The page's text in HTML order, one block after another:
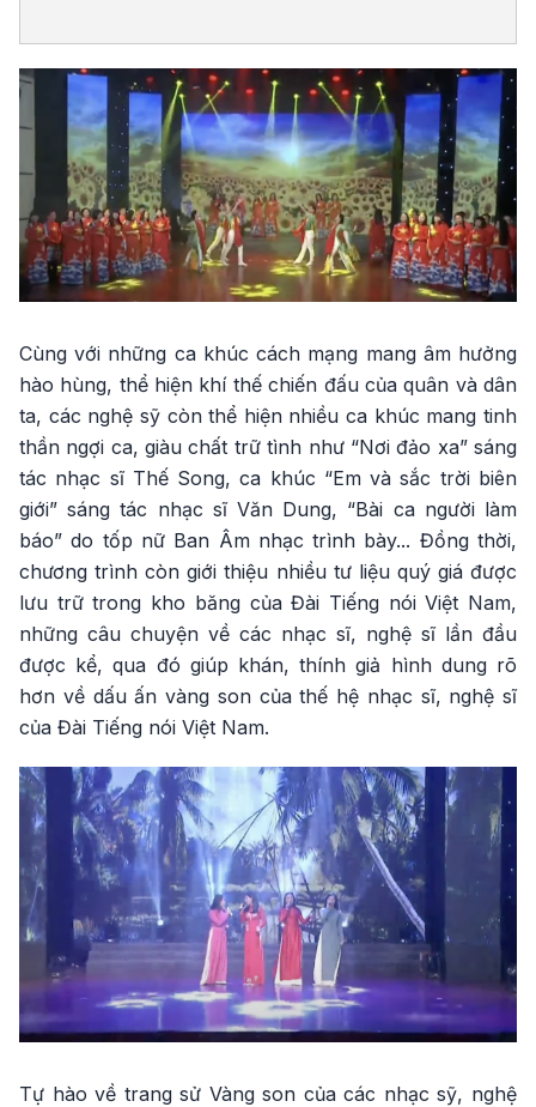
Cùng với những ca khúc cách mạng mang âm hưởng
hào hùng, thể hiện khí thế chiến đấu của quân và dân
ta, các nghệ sỹ còn thể hiện nhiều ca khúc mang tinh
thần ngợi ca, giàu chất trữ tình như “Nơi đảo xa” sáng
tác nhạc sĩ Thế Song, ca khúc “Em và sắc trời biên
giới” sáng tác nhạc sĩ Văn Dung, “Bài ca người làm
báo” do tốp nữ Ban Âm nhạc trình bày... Đồng thời,
chương trình còn giới thiệu nhiều tư liệu quý giá được
lưu trữ trong kho băng của Đài Tiếng nói Việt Nam,
những câu chuyện về các nhạc sĩ, nghệ sĩ lần đầu
được kể, qua đó giúp khán, thính giả hình dung rõ
hơn về dấu ấn vàng son của thế hệ nhạc sĩ, nghệ sĩ
của Đài Tiếng nói Việt Nam.
Tự hào về trang sử Vàng son của các nhạc sỹ, nghệ